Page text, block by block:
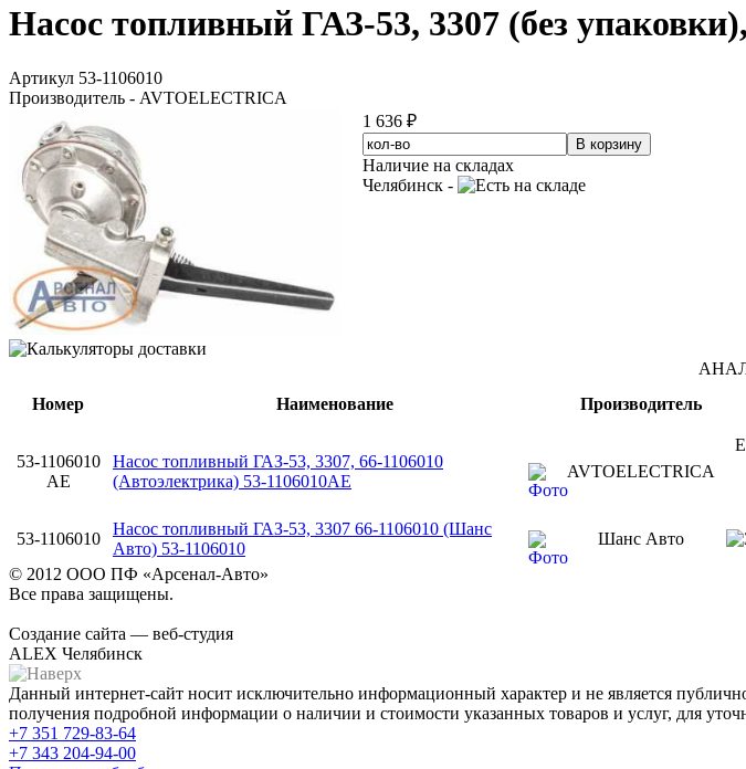
Насос топливный ГАЗ-53, 3307 (без
Артикул 53-1106010
Производитель - AVTOELECTRICA
1 636 ₽
Наличие на складах
Челябинск -
Номер
Наименование Производитель
53-1106010
АЕ
Насос топливный ГАЗ-53, 3307, 66-1106010
(Автоэлектрика) 53-1106010АЕ
AVTOELECTRICA
53-1106010
Насос топливный ГАЗ-53, 3307 66-1106010 (Шанс
Авто) 53-1106010
Шанс Авто
© 2012 ООО ПФ «Арсенал-Авто»
Все права защищены.
Создание сайта — веб-студия
ALEX Челябинск
Данный интернет-сайт носит исключительно информационный характер и не является
получения подробной информации о наличии и стоимости указанных товаров и услуг, для
+7 351 729-83-64
+7 343 204-94-00